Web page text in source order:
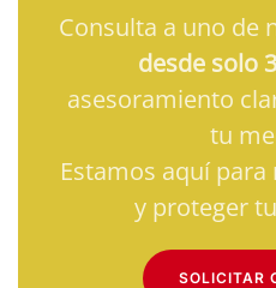
Consulta a uno de
desde solo
asesoramiento
tu
Estamos aquí
y proteger
SOLICITAR